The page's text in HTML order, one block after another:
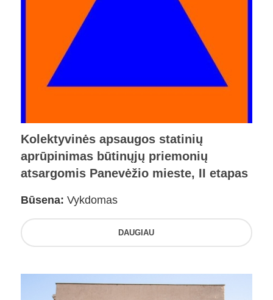
Kolektyvinės apsaugos statinių
aprūpinimas būtinųjų priemonių
atsargomis Panevėžio mieste, II etapas
Būsena: Vykdomas
DAUGIAU